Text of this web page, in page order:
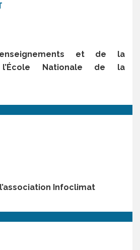
et de la
Nationale de la
Infoclimat